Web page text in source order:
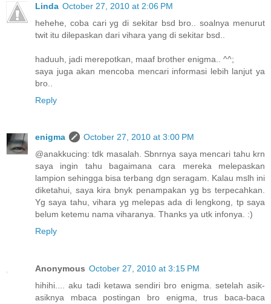
Linda October 27, 2010 at 2:06 PM
hehehe, coba cari yg di sekitar bsd bro.. soalnya menurut
twit itu dilepaskan dari vihara yang di sekitar bsd..
haduuh, jadi merepotkan, maaf brother enigma.. ^^;
saya juga akan mencoba mencari informasi lebih lanjut ya
bro..
Reply
enigma
October 27, 2010 at 3:00 PM
@anakkucing: tdk masalah. Sbnrnya saya mencari tahu krn
saya ingin tahu bagaimana cara mereka melepaskan
lampion sehingga bisa terbang dgn seragam. Kalau mslh ini
diketahui, saya kira bnyk penampakan yg bs terpecahkan.
Yg saya tahu, vihara yg melepas ada di lengkong, tp saya
belum ketemu nama viharanya. Thanks ya utk infonya. :)
Reply
Anonymous October 27, 2010 at 3:15 PM
hihihi.... aku tadi ketawa sendiri bro enigma. setelah asik-
asiknya mbaca postingan bro enigma, trus baca-baca